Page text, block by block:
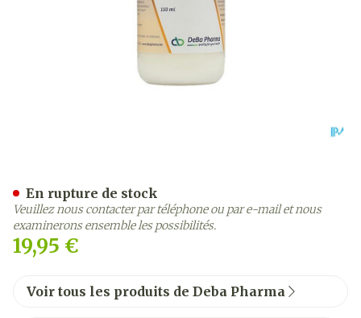
19,95 €
En rupture de stock
Veuillez nous contacter par téléphone ou par e-mail et nous
examinerons ensemble les possibilités.
Voir tous les produits de Deba Pharma